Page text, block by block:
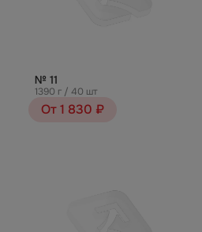
№ 11
1390 г / 40 шт
От 1 830 ₽